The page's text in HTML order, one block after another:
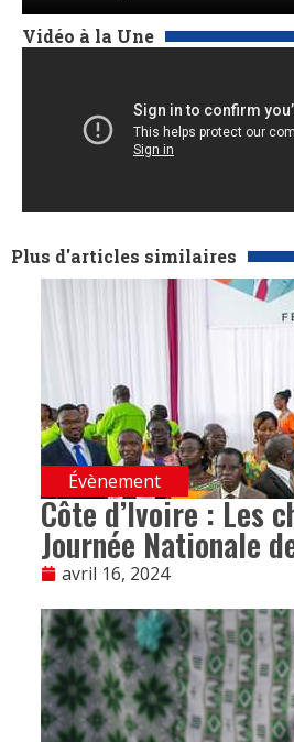
Vidéo à la Une
Plus d'articles similaires
Évènement
Côte d’Ivoire : Les
Journée Nationale
avril 16, 2024